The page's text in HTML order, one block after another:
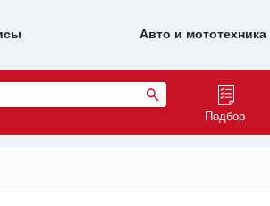
Авто и мототехника
Подбор